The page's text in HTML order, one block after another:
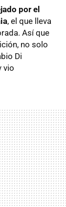
por el
, el que lleva
Así que
no solo
Di
vio